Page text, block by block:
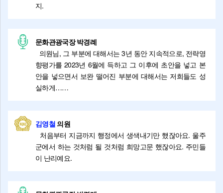
지.
문화관광국장 박경례
의원님, 그 부분에 대해서는 3년 동안 지속적으로, 전략영
향평가를 2023년 6월에 득하고 그 이후에 초안을 넣고 본
안을 넣으면서 보완 떨어진 부분에 대해서는 저희들도 성
실하게……
김영철의원
처음부터 지금까지 행정에서 생색내기만 했잖아요. 울주
군에서 하는 것처럼 될 것처럼 희망고문 했잖아요. 주민들
이 난리예요.